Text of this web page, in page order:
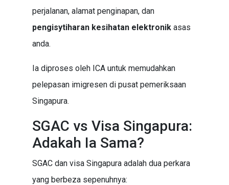
perjalanan, alamat penginapan, dan
pengisytiharan kesihatan elektronik asas
anda.
Ia diproses oleh ICA untuk memudahkan
pelepasan imigresen di pusat pemeriksaan
Singapura.
SGAC vs Visa Singapura:
Adakah Ia Sama?
SGAC dan visa Singapura adalah dua perkara
yang berbeza sepenuhnya: